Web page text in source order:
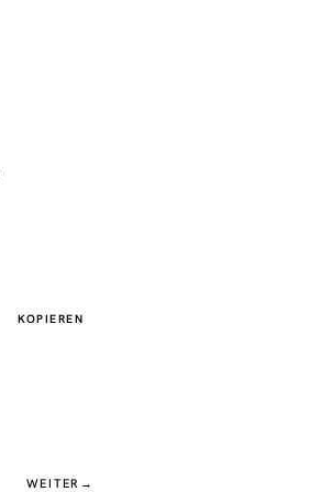
KOPIEREN
WEITER →